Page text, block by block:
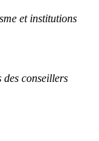
et institutions
des conseillers